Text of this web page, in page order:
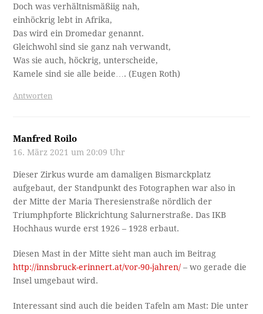
Doch was verhältnismäßiig nah,
einhöckrig lebt in Afrika,
Das wird ein Dromedar genannt.
Gleichwohl sind sie ganz nah verwandt,
Was sie auch, höckrig, unterscheide,
Kamele sind sie alle beide…. (Eugen Roth)
Antworten
Manfred Roilo
16. März 2021 um 20:09 Uhr
Dieser Zirkus wurde am damaligen Bismarckplatz
aufgebaut, der Standpunkt des Fotographen war also in
der Mitte der Maria Theresienstraße nördlich der
Triumphpforte Blickrichtung Salurnerstraße. Das IKB
Hochhaus wurde erst 1926 – 1928 erbaut.
Diesen Mast in der Mitte sieht man auch im Beitrag
http://innsbruck-erinnert.at/vor-90-jahren/ – wo gerade die
Insel umgebaut wird.
Interessant sind auch die beiden Tafeln am Mast: Die unter